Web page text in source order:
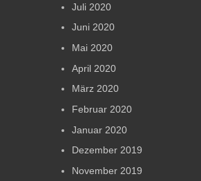
Juli 2020
Juni 2020
Mai 2020
April 2020
März 2020
Februar 2020
Januar 2020
Dezember 2019
November 2019